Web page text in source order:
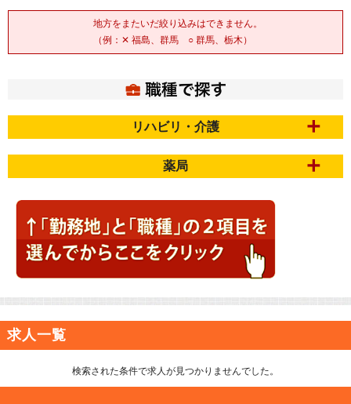
地方をまたいだ絞り込みはできません。
（例：✕ 福島、群馬 ○ 群馬、栃木）
リハビリ・介護
薬局
求人一覧
検索された条件で求人が見つかりませんでした。